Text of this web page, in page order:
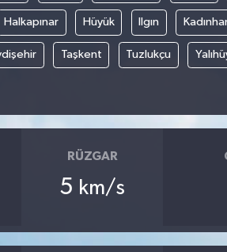
Halkapınar Hüyük Ilgın
Taşkent Tuzlukçu
RÜZGAR
5 km/s